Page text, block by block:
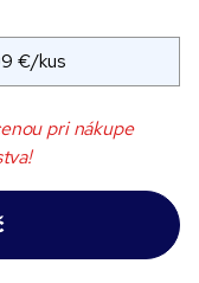
pri nákupe